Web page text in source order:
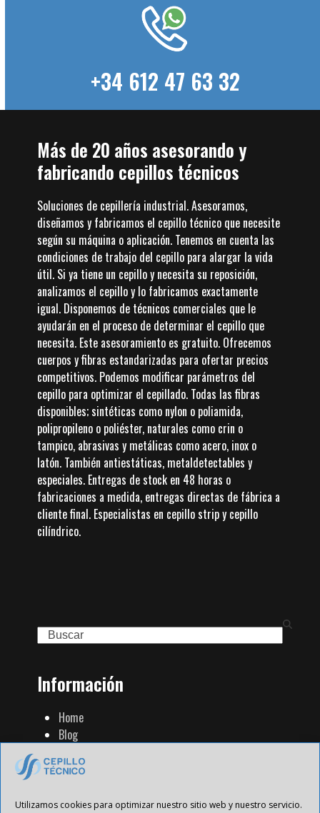
Utilizamos cookies para optimizar nuestro sitio web y nuestro servicio.
+34 612 47 63 32
Más de 20 años asesorando y
fabricando cepillos técnicos
Soluciones de cepillería industrial. Asesoramos,
diseñamos y fabricamos el cepillo técnico que necesite
según su máquina o aplicación. Tenemos en cuenta las
condiciones de trabajo del cepillo para alargar la vida
útil. Si ya tiene un cepillo y necesita su reposición,
analizamos el cepillo y lo fabricamos exactamente
igual. Disponemos de técnicos comerciales que le
ayudarán en el proceso de determinar el cepillo que
necesita. Este asesoramiento es gratuito. Ofrecemos
cuerpos y fibras estandarizadas para ofertar precios
competitivos. Podemos modificar parámetros del
cepillo para optimizar el cepillado. Todas las fibras
disponibles; sintéticas como nylon o poliamida,
polipropileno o poliéster, naturales como crin o
tampico, abrasivas y metálicas como acero, inox o
latón. También antiestáticas, metaldetectables y
especiales. Entregas de stock en 48 horas o
fabricaciones a medida, entregas directas de fábrica a
cliente final. Especialistas en cepillo strip y cepillo
cilíndrico.
Search
Información
Home
Blog
Contacto
Aviso Legal